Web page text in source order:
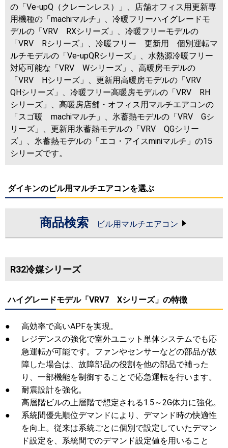
の「Ve-upQ（クレーンレス）」、店舗オフィス用更新専
用機種の「machiマルチ」、冷暖フリーハイグレードモ
デルの「VRV RXシリーズ」、冷暖フリーモデルの
「VRV Rシリーズ」、冷暖フリー 更新用 個別運転マ
ルチモデルの「Ve-upQRシリーズ」、水熱源冷暖フリー
対応可能な「VRV Wシリーズ」、高暖房モデルの
「VRV Hシリーズ」、更新用高暖房モデルの「VRV
QHシリーズ」、冷暖フリー高暖房モデルの「VRV RH
シリーズ」、高暖房店舗・オフィス用マルチエアコンの
「スゴ暖 machiマルチ」、氷蓄熱モデルの「VRV Gシ
リーズ」、更新用氷蓄熱モデルの「VRV QGシリー
ズ」、氷蓄熱モデルの「エコ・アイスminiマルチ」の15
シリーズです。
ダイキンのビル用マルチエアコンを選ぶ
商品検索 ビル用マルチエアコン
R32冷媒シリーズ
ハイグレードモデル「VRV7 Xシリーズ」の特徴
●
高効率で高いAPFを実現。
●
レジデンスの強化で室外ユニット単体システムでも応
急運転が可能です。ファンやセンサーなどの部品が故
障した場合は、故障部品の役割を他の部品で補った
り、一部機能を制御することで応急運転を行います。
●
耐震設計を強化。
高層階ビルの上層階で想定される1.5～2G体力に強化。
●
系統間優先順位デマンドにより、デマンド時の快適性
を向上。従来は系統ごとに個別で設定していたデマン
ド設定を、系統間でのデマンド設定値を用いること